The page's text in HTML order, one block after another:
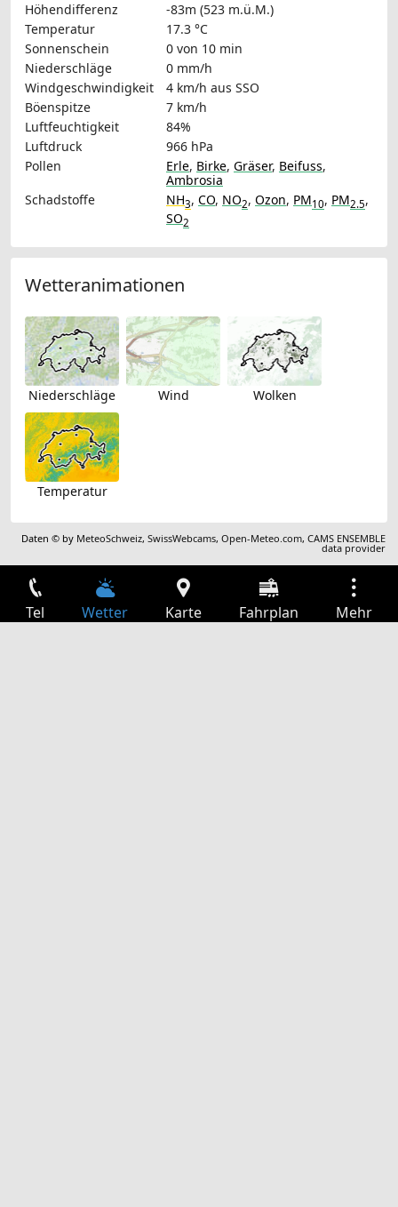
Höhendifferenz
-83m (523 m.ü.M.)
Temperatur
17.3 °C
Sonnenschein
0 von 10 min
Niederschläge
0 mm/h
Windgeschwindigkeit
4 km/h aus SSO
Böenspitze
7 km/h
Luftfeuchtigkeit
84%
Luftdruck
966 hPa
Pollen
Erle, Birke, Gräser, Beifuss,
Ambrosia
Schadstoffe
NH3, CO, NO2, Ozon, PM10, PM2.5,
SO2
Wetteranimationen
Niederschläge Wind Wolken
Temperatur
Daten © by MeteoSchweiz,SwissWebcams,Open-Meteo.com,CAMS ENSEMBLE
data provider
Tel Wetter Karte Fahrplan Mehr